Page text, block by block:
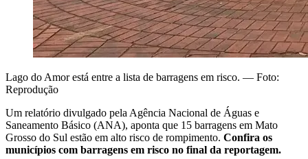
Lago do Amor está entre a lista de barragens em risco. — Foto:
Reprodução
Um relatório divulgado pela Agência Nacional de Águas e
Saneamento Básico (ANA), aponta que 15 barragens em Mato
Grosso do Sul estão em alto risco de rompimento. Confira os
municípios com barragens em risco no final da reportagem.